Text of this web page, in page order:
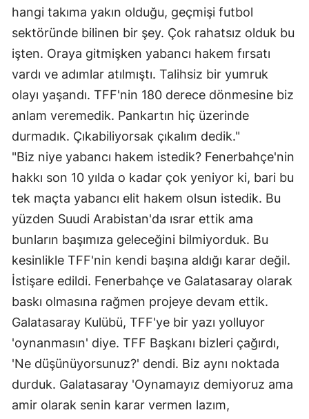
hangi takıma yakın olduğu, geçmişi futbol
sektöründe bilinen bir şey. Çok rahatsız olduk bu
işten. Oraya gitmişken yabancı hakem fırsatı
vardı ve adımlar atılmıştı. Talihsiz bir yumruk
olayı yaşandı. TFF'nin 180 derece dönmesine biz
anlam veremedik. Pankartın hiç üzerinde
durmadık. Çıkabiliyorsak çıkalım dedik."
"Biz niye yabancı hakem istedik? Fenerbahçe'nin
hakkı son 10 yılda o kadar çok yeniyor ki, bari bu
tek maçta yabancı elit hakem olsun istedik. Bu
yüzden Suudi Arabistan'da ısrar ettik ama
bunların başımıza geleceğini bilmiyorduk. Bu
kesinlikle TFF'nin kendi başına aldığı karar değil.
İstişare edildi. Fenerbahçe ve Galatasaray olarak
baskı olmasına rağmen projeye devam ettik.
Galatasaray Kulübü, TFF'ye bir yazı yolluyor
'oynanmasın' diye. TFF Başkanı bizleri çağırdı,
'Ne düşünüyorsunuz?' dendi. Biz aynı noktada
durduk. Galatasaray 'Oynamayız demiyoruz ama
amir olarak senin karar vermen lazım,